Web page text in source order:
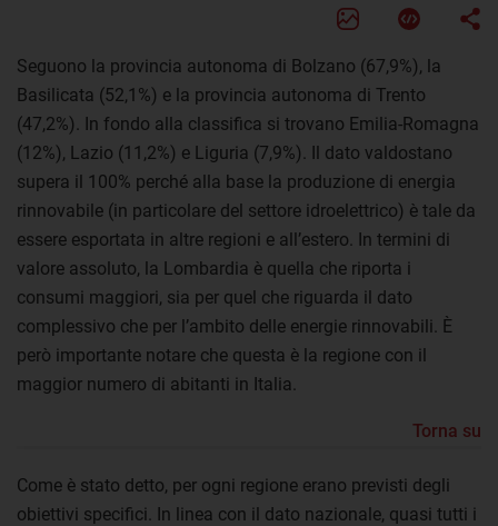
Seguono la provincia autonoma di Bolzano (67,9%), la
Basilicata (52,1%) e la provincia autonoma di Trento
(47,2%). In fondo alla classifica si trovano Emilia-Romagna
(12%), Lazio (11,2%) e Liguria (7,9%). Il dato valdostano
supera il 100% perché alla base la produzione di energia
rinnovabile (in particolare del settore idroelettrico) è tale da
essere esportata in altre regioni e all’estero. In termini di
valore assoluto, la Lombardia è quella che riporta i
consumi maggiori, sia per quel che riguarda il dato
complessivo che per l’ambito delle energie rinnovabili. È
però importante notare che questa è la regione con il
maggior numero di abitanti in Italia.
Torna su
Come è stato detto, per ogni regione erano previsti degli
obiettivi specifici. In linea con il dato nazionale, quasi tutti i